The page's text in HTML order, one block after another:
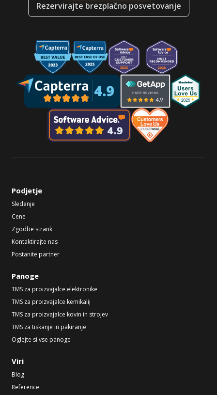
Rezervirajte brezplačno posvetovanje
Podjetje
Sledenje
Cene
Zgodbe strank
Kontaktirajte nas
Postanite partner
Panoge
TMS za proizvajalce elektronike
TMS za proizvajalce kemikalij
TMS za proizvajalce kovin in strojev
TMS za tiskanje in pakiranje
Oglejte si vse panoge
Viri
Blog
Reference